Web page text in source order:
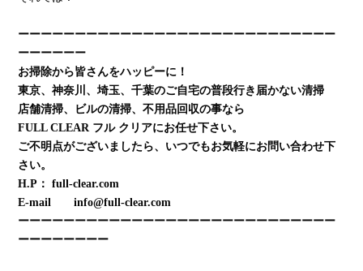
ーーーーーーーーーーーーーーーーーーーーーーーーーーーー
ーーーーーー
お掃除から皆さんをハッピーに！
東京、神奈川、埼玉、千葉のご自宅の普段行き届かない清掃
店舗清掃、ビルの清掃、不用品回収の事なら
FULL CLEAR フル クリアにお任せ下さい。
ご不明点がございましたら、いつでもお気軽にお問い合わせ下
さい。
H.P： full-clear.com
E-mail info@full-clear.com
ーーーーーーーーーーーーーーーーーーーーーーーーーーーー
ーーーーーーーー